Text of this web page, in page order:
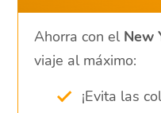
Ahorra con el New
viaje al máximo:
¡Evita las